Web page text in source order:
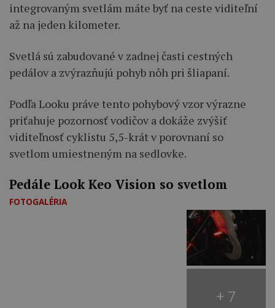
integrovaným svetlám máte byť na ceste viditeľní
až na jeden kilometer.
Svetlá sú zabudované v zadnej časti cestných
pedálov a zvýrazňujú pohyb nôh pri šliapaní.
Podľa Looku práve tento pohybový vzor výrazne
priťahuje pozornosť vodičov a dokáže zvýšiť
viditeľnosť cyklistu 5,5-krát v porovnaní so
svetlom umiestneným na sedlovke.
Pedále Look Keo Vision so svetlom
FOTOGALÉRIA
+ 7